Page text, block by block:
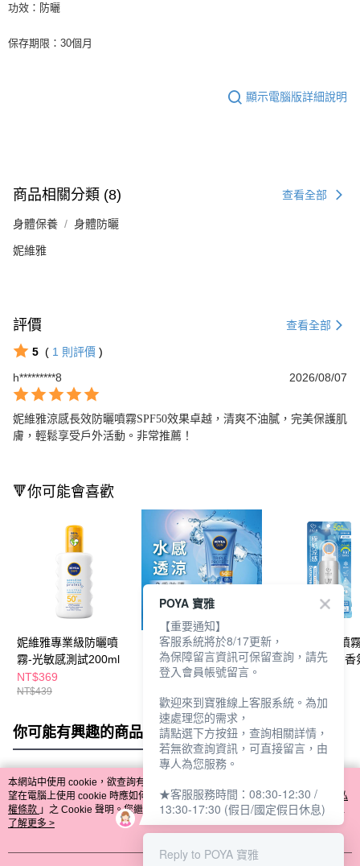
功效：防曬
保存期限：30個月
顯示電腦版詳細說明
商品相關分類 (8) 查看全部
身體保養 身體防曬
妮維雅
評價 查看全部
5 ( 1 則評價 )
h*********8
2026/08/07
妮維雅涼感長效防曬噴霧SPF50效果卓越，清爽不油膩，完美保護肌
膚，輕鬆享受戶外活動。非常推薦！
🔻你可能會喜歡
妮維雅專業級防曬噴
霧-光敏感測試200ml
NT$369
NT$439
妮維雅三重防護水感防
曬凝乳180ml-涼感
NT$389
我的心機防曬噴
SPF50 150ml-香
你可能有興趣的商品 全站排行
熱門標籤
本網站中使用 cookie，欲查詢有關本網站使用 cookie 方式之詳情，及若您不希
望在電腦上使用 cookie 時應如何變更電腦的 cookie 設定，請參閱本網站「
隱私
權條款 」之 Cookie 聲明。您繼續使用本網站即表示您同意本公司得按本網站使
用條款之 Cookie 聲明使用 cookie。
了解更多 >
POYA 寶雅
【重要通知】
客服系統將於8/17更新，
為保障留言資訊可保留查詢，請先
登入會員帳號留言。
歡迎來到寶雅線上客服系統。為加
速處理您的需求，
請點選下方按鈕，查詢相關詳情，
若無欲查詢資訊，可直接留言，由
專人為您服務。
★客服服務時間：08:30-12:30 /
13:30-17:30 (假日/國定假日休息)
Reply to POYA 寶雅